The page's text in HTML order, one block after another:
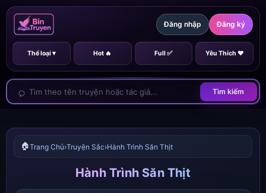
Đăng nhập Đăng ký
Thể loại ▾ Hot 🔥 Full ✅ Yêu Thích ❤️
Tìm kiếm
🏠Trang Chủ›Truyện Sắc›Hành Trình Săn Thịt
Hành Trình Săn Thịt